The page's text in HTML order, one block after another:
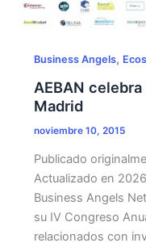
Business Angels,
AEBAN
Madrid
noviembre 10, 2015
Publicado
Actualizado en
Business Angels
su IV Congreso
relacionados con